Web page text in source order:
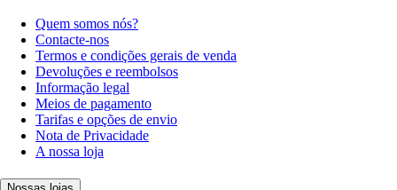
Quem somos nós?
Contacte-nos
Termos e condições gerais de venda
Devoluções e reembolsos
Informação legal
Meios de pagamento
Tarifas e opções de envio
Nota de Privacidade
A nossa loja